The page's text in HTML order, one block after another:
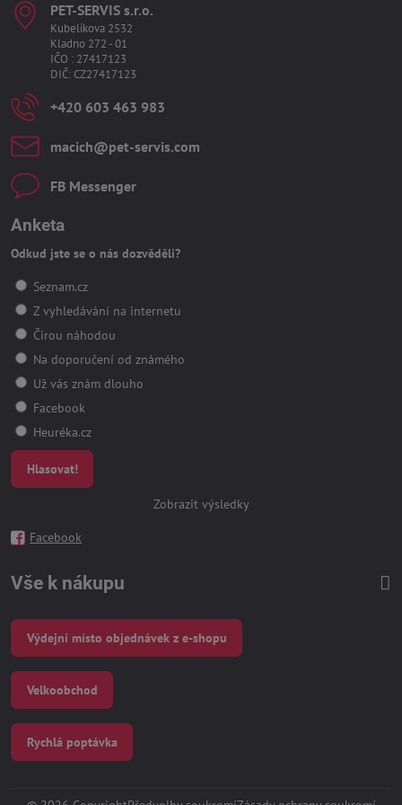
PET-SERVIS s​.r​.o​.
Kubelíkova 2532
Kladno 272 - 01
IČO : 27417123
DIČ: CZ27417123
+420 603 463 983
macich​@pet-servis​.com
FB Messenger
Anketa
Odkud jste se o nás dozvěděli?
Seznam.cz
Z vyhledávání na internetu
Čirou náhodou
Na doporučení od známého
Už vás znám dlouho
Facebook
Heuréka.cz
Hlasovat!
Zobrazit výsledky
Facebook
Vše k nákupu
Výdejní místo objednávek z e-shopu
Velkoobchod
Rychlá poptávka